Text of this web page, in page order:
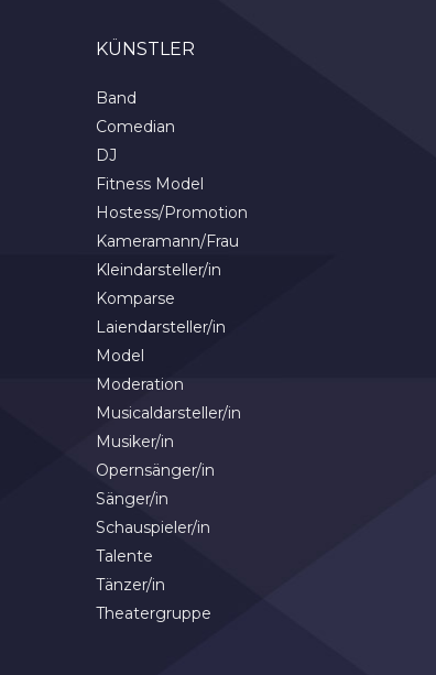
KÜNSTLER
Band
Comedian
DJ
Fitness Model
Hostess/Promotion
Kameramann/Frau
Kleindarsteller/in
Komparse
Laiendarsteller/in
Model
Moderation
Musicaldarsteller/in
Musiker/in
Opernsänger/in
Sänger/in
Schauspieler/in
Talente
Tänzer/in
Theatergruppe